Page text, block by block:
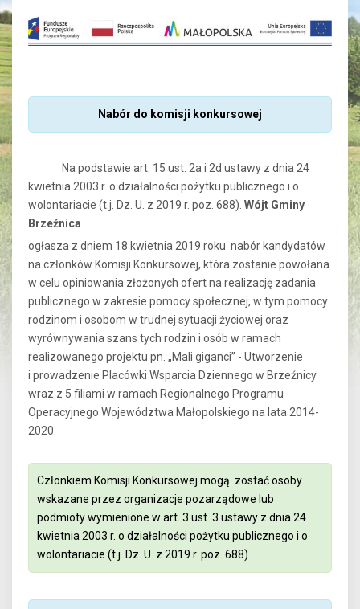
Nabór do komisji konkursowej
Na podstawie art. 15 ust. 2a i 2d ustawy z dnia 24
kwietnia 2003 r. o działalności pożytku publicznego i o
wolontariacie (t.j. Dz. U. z 2019 r. poz. 688). Wójt Gminy
Brzeźnica
ogłasza z dniem 18 kwietnia 2019 roku nabór kandydatów
na członków Komisji Konkursowej, która zostanie powołana
w celu opiniowania złożonych ofert na realizację zadania
publicznego w zakresie pomocy społecznej, w tym pomocy
rodzinom i osobom w trudnej sytuacji życiowej oraz
wyrównywania szans tych rodzin i osób w ramach
realizowanego projektu pn. „Mali giganci” - Utworzenie
i prowadzenie Placówki Wsparcia Dziennego w Brzeźnicy
wraz z 5 filiami w ramach Regionalnego Programu
Operacyjnego Województwa Małopolskiego na lata 2014-
2020.
Członkiem Komisji Konkursowej mogą zostać osoby
wskazane przez organizacje pozarządowe lub
podmioty wymienione w art. 3 ust. 3 ustawy z dnia 24
kwietnia 2003 r. o działalności pożytku publicznego i o
wolontariacie (t.j. Dz. U. z 2019 r. poz. 688).